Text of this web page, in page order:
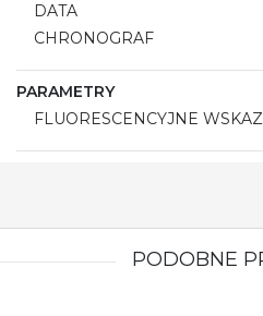
DATA
CHRONOGRAF
PARAMETRY
FLUORESCENCYJNE
PODOBNE